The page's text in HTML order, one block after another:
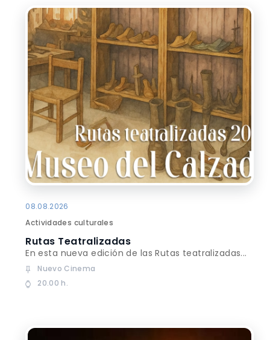
08.08.2026
Actividades culturales
Rutas Teatralizadas
En esta nueva edición de las Rutas teatralizadas...
Nuevo Cinema
20.00 h.